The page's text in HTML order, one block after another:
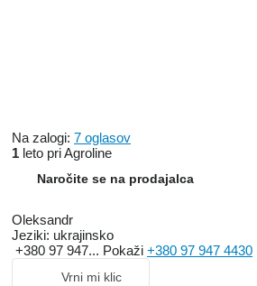
GD18704
GA2068
GA5090
GR0927
GR0982
GR0984
Na zalogi: 7 oglasov
1 leto pri Agroline
Naročite se na prodajalca
Oleksandr
Jeziki: ukrajinsko
+380 97 947... Pokaži +380 97 947 4430
Vrni mi klic